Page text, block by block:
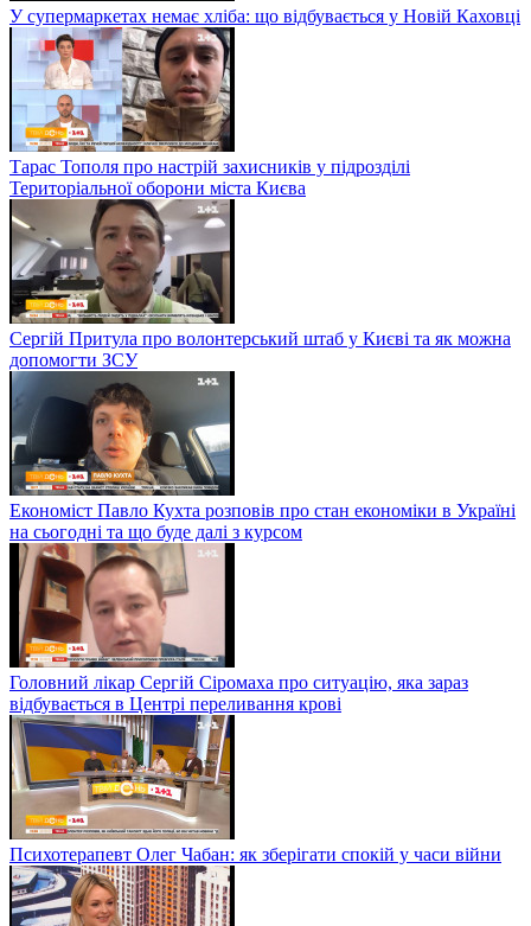
У супермаркетах немає хліба: що відбувається у Новій Каховці
Тарас Тополя про настрій захисників у підрозділі
Територіальної оборони міста Києва
Сергій Притула про волонтерський штаб у Києві та як можна
допомогти ЗСУ
Економіст Павло Кухта розповів про стан економіки в Україні
на сьогодні та що буде далі з курсом
Головний лікар Сергій Сіромаха про ситуацію, яка зараз
відбувається в Центрі переливання крові
Психотерапевт Олег Чабан: як зберігати спокій у часи війни